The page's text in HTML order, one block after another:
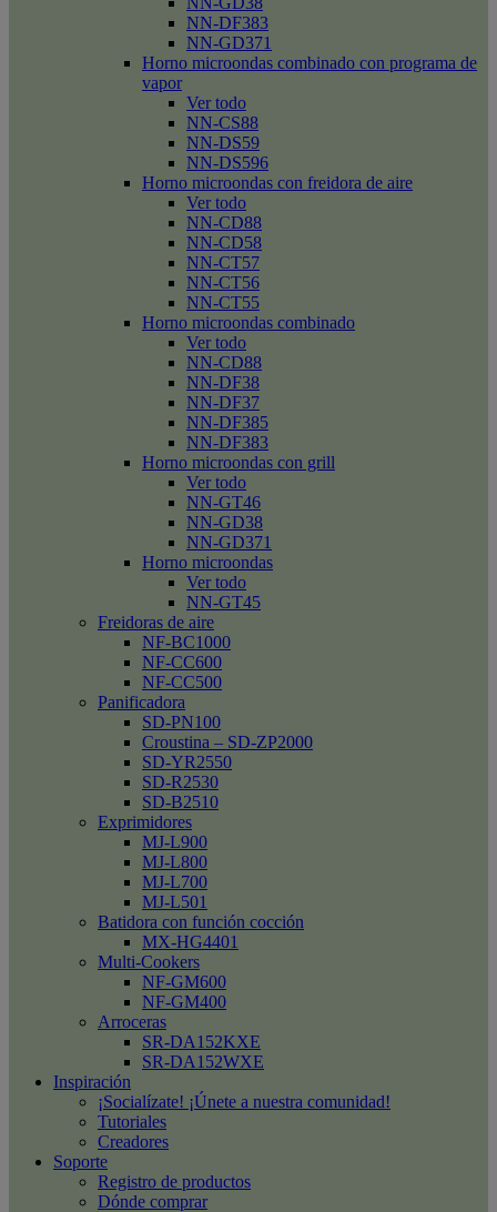
NN-DF383
NN-GD371
Horno microondas combinado con programa de
vapor
Ver todo
NN-CS88
NN-DS59
NN-DS596
Horno microondas con freidora de aire
Ver todo
NN-CD88
NN-CD58
NN-CT57
NN-CT56
NN-CT55
Horno microondas combinado
Ver todo
NN-CD88
NN-DF38
NN-DF37
NN-DF385
NN-DF383
Horno microondas con grill
Ver todo
NN-GT46
NN-GD38
NN-GD371
Horno microondas
Ver todo
NN-GT45
Freidoras de aire
NF-BC1000
NF-CC600
NF-CC500
Panificadora
SD-PN100
Croustina – SD-ZP2000
SD-YR2550
SD-R2530
SD-B2510
Exprimidores
MJ-L900
MJ-L800
MJ-L700
MJ-L501
Batidora con función cocción
MX-HG4401
Multi-Cookers
NF-GM600
NF-GM400
Arroceras
SR-DA152KXE
SR-DA152WXE
Inspiración
¡Socialízate! ¡Únete a nuestra comunidad!
Tutoriales
Creadores
Soporte
Registro de productos
Dónde comprar